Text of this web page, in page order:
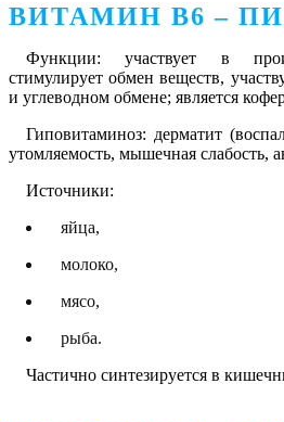
ВИТАМИН В6 –
Функции: участвует в
стимулирует обмен веществ,
и углеводном обмене; является
Гиповитаминоз: дерматит
утомляемость, мышечная слабость,
Источники:
яйца,
молоко,
мясо,
рыба.
Частично синтезируется в